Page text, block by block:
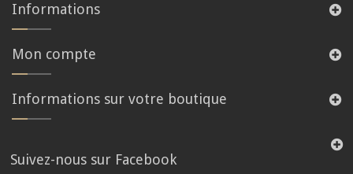
Informations
Mon compte
Informations sur votre boutique
Suivez-nous sur Facebook